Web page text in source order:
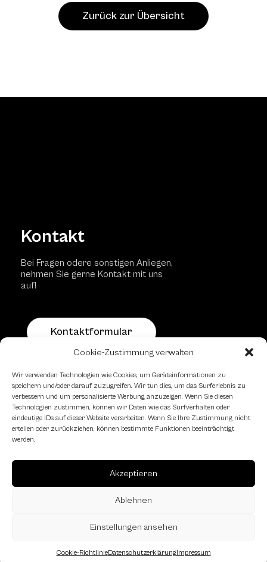
Cookie-Zustimmung verwalten
Wir verwenden Technologien wie Cookies, um Geräteinformationen zu
speichern und/oder darauf zuzugreifen. Wir tun dies, um das Surferlebnis zu
verbessern und um personalisierte Werbung anzuzeigen. Wenn Sie diesen
Technologien zustimmen, können wir Daten wie das Surfverhalten oder
eindeutige IDs auf dieser Website verarbeiten. Wenn Sie Ihre Zustimmung nicht
erteilen oder zurückziehen, können bestimmte Funktionen beeinträchtigt
werden.
Akzeptieren
Ablehnen
Einstellungen ansehen
Cookie-RichtlinieDatenschutzerklärungImpressum
Zurück zur Übersicht
Kontakt
Bei Fragen odere sonstigen Anliegen,
nehmen Sie gerne Kontakt mit uns
auf!
Kontaktformular
Schachfreundliche Lokale